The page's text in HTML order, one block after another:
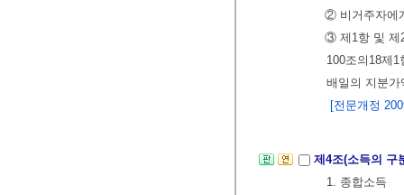
② 비거주자에
③ 제1항 및 제
100조의18제
배일의 지분
[전문개정
제4조(소득의 구
1. 종합소득